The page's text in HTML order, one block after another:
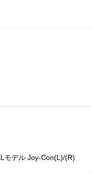
モデル Joy-Con(L)/(R)